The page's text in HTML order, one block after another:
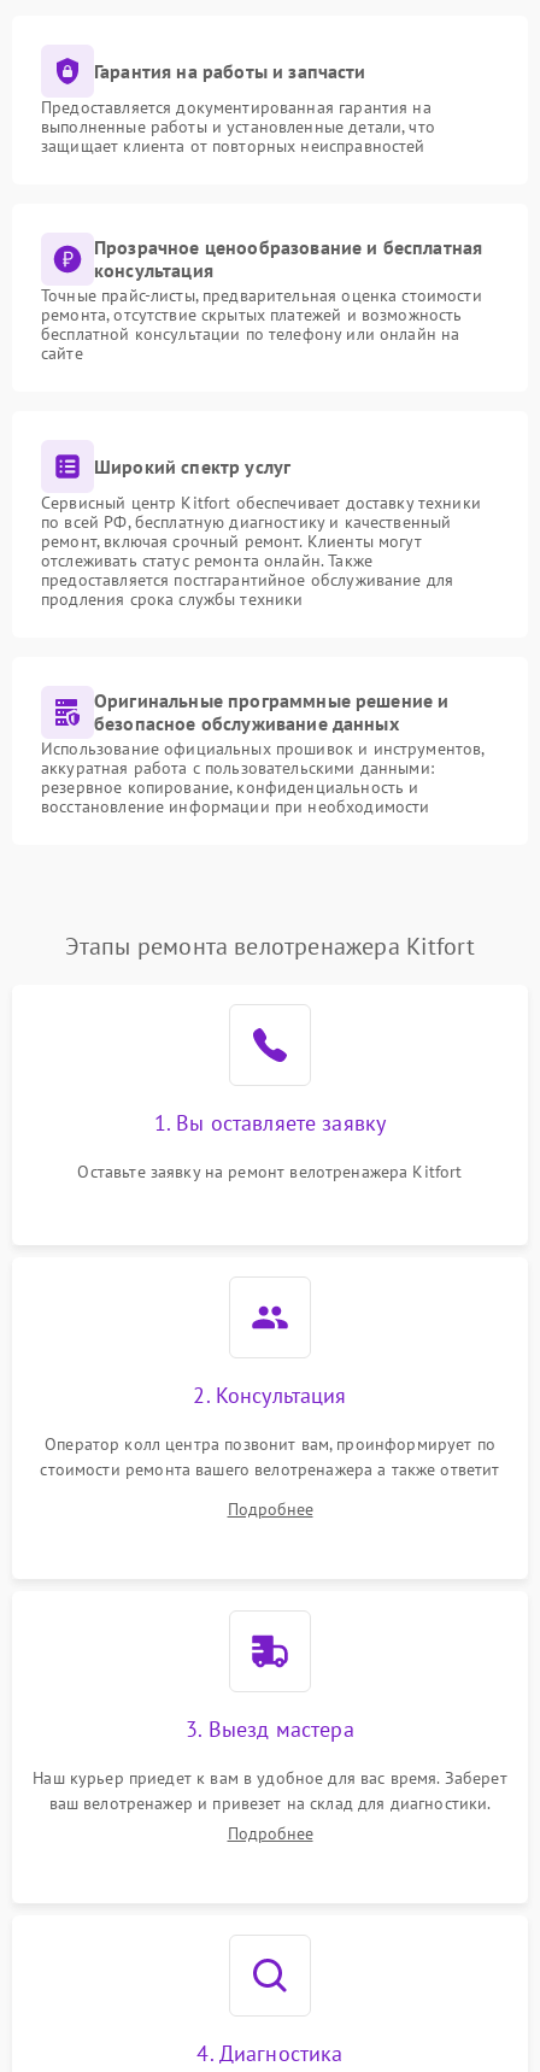
Гарантия на работы и запчасти
Предоставляется документированная гарантия на
выполненные работы и установленные детали, что
защищает клиента от повторных неисправностей
Прозрачное ценообразование и бесплатная
консультация
Точные прайс-листы, предварительная оценка стоимости
ремонта, отсутствие скрытых платежей и возможность
бесплатной консультации по телефону или онлайн на
сайте
Широкий спектр услуг
Сервисный центр Kitfort обеспечивает доставку техники
по всей РФ, бесплатную диагностику и качественный
ремонт, включая срочный ремонт. Клиенты могут
отслеживать статус ремонта онлайн. Также
предоставляется постгарантийное обслуживание для
продления срока службы техники
Оригинальные программные решение и
безопасное обслуживание данных
Использование официальных прошивок и инструментов,
аккуратная работа с пользовательскими данными:
резервное копирование, конфиденциальность и
восстановление информации при необходимости
Этапы ремонта велотренажера Kitfort
1. Вы оставляете заявку
Оставьте заявку на ремонт велотренажера Kitfort
2. Консультация
Оператор колл центра позвонит вам, проинформирует по
стоимости ремонта вашего велотренажера а также ответит
Подробнее
3. Выезд мастера
Наш курьер приедет к вам в удобное для вас время. Заберет
ваш велотренажер и привезет на склад для диагностики.
Подробнее
4. Диагностика